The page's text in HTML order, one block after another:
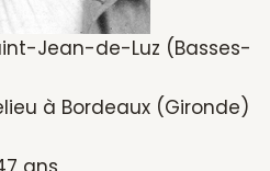
Jean-de-Luz (Basses-
à Bordeaux (Gironde)